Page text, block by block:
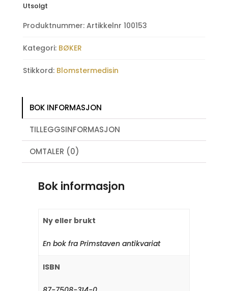
Utsolgt
Produktnummer: Artikkelnr 100153
Kategori: BØKER
Stikkord: Blomstermedisin
BOK INFORMASJON
TILLEGGSINFORMASJON
OMTALER (0)
Bok informasjon
Ny eller brukt
En bok fra Primstaven antikvariat
ISBN